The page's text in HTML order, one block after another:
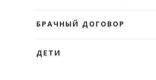
БРАЧНЫЙ ДОГОВОР
ДЕТИ